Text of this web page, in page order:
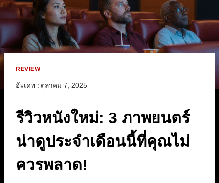
REVIEW
อัพเดท : ตุลาคม 7, 2025
รีวิวหนังใหม่: 3 ภาพยนตร์
น่าดูประจำเดือนนี้ที่คุณไม่
ควรพลาด!